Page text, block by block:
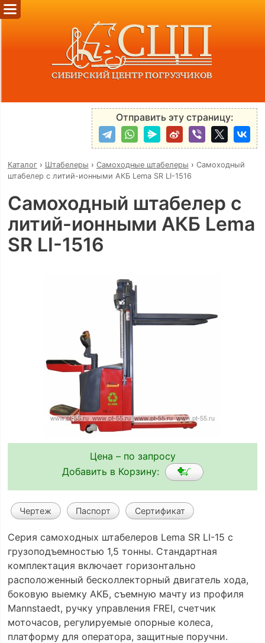
Отправить эту страницу:
Каталог› Штабелеры › Самоходные штабелеры › Самоходный
штабелер с литий-ионными АКБ Lema SR LI-1516
Самоходный штабелер с
литий-ионными АКБ Lema
SR LI-1516
Цена – по запросу
Добавить в Корзину:
Чертеж Паспорт Сертификат
Серия самоходных штабелеров Lema SR LI-15 с
грузоподъемностью 1,5 тонны. Стандартная
комплектация включает горизонтально
расположенный бесколлекторный двигатель хода,
боковую выемку АКБ, съемную мачту из профиля
Mannstaedt, ручку управления FREI, счетчик
моточасов, регулируемые опорные колеса,
платформу для оператора, защитные поручни.